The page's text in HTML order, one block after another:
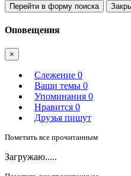
Перейти в форму поиска
Оповещения
×
Слежение 0
Ваши темы 0
Упоминания 0
Нравится 0
Друзья пишут
Пометить все прочитанным
Загружаю.....